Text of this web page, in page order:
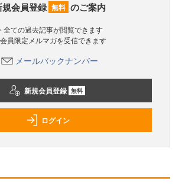
規会員登録 無料 のご案内
・全ての過去記事が閲覧できます
会員限定メルマガを受信できます
メールバックナンバー
新規会員登録 無料
ログイン